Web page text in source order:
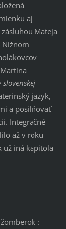
aj
Mateja
Nižnom
jazyk,
a posilňovať
Integračné
až v roku
už iná kapitola
: